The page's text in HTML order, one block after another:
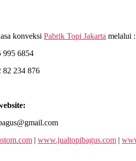
konveksi Pabrik Topi Jakarta melalui :
995 6854
82 234 876
| www.jualtopibagus.com |